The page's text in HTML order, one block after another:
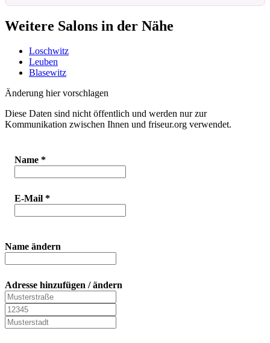
Weitere Salons in der Nähe
Loschwitz
Leuben
Blasewitz
Änderung hier vorschlagen
Diese Daten sind nicht öffentlich und werden nur zur
Kommunikation zwischen Ihnen und friseur.org verwendet.
Name *
E-Mail *
Name ändern
Adresse hinzufügen / ändern